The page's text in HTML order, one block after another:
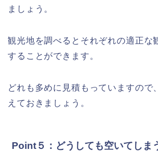
ましょう。
観光地を調べるとそれぞれの適正な
することができます。
どれも多めに見積もっていますので
えておきましょう。
Point５：どうしても空いてしま